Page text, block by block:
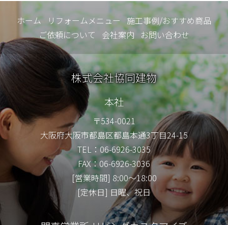
ホーム リフォームメニュー 施工事例/おすすめ商品
ご依頼について
会社案内 お問い合わせ
株式会社協同建物
本社
〒534-0021
大阪府大阪市都島区都島本通3丁目24-15
TEL：06-6926-3035
FAX：06-6926-3036
[営業時間] 8:00～18:00
[定休日] 日曜、祝日